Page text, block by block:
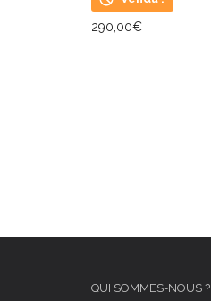
290,00€
QUI SOMMES-NOUS ?